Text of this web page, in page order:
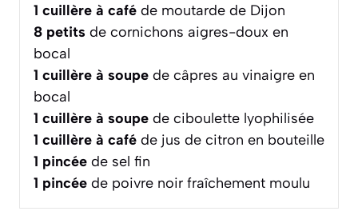
1 cuillère à café de moutarde de Dijon
8 petits de cornichons aigres-doux en
bocal
1 cuillère à soupe de câpres au vinaigre en
bocal
1 cuillère à soupe de ciboulette lyophilisée
1 cuillère à café de jus de citron en bouteille
1 pincée de sel fin
1 pincée de poivre noir fraîchement moulu